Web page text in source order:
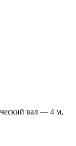
вал — 4 м,